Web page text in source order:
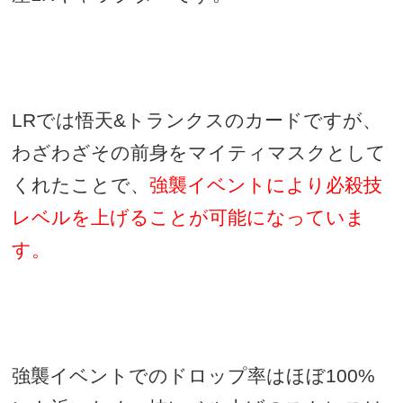
LRでは悟天& トランクスのカードですが、
わざわざその前身をマイティマスクとして
くれたことで、強襲イベントにより必殺技
レベルを上げることが可能になっていま
す。
強襲イベントでのドロップ率はほぼ100%